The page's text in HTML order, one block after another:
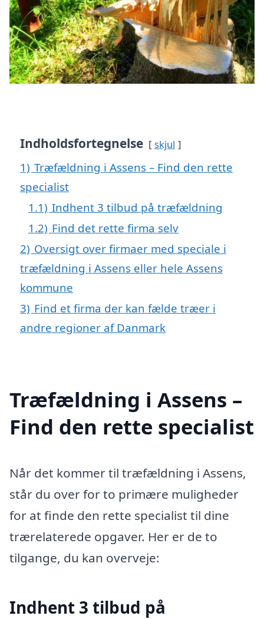
Indholdsfortegnelse skjul
1) Træfældning i Assens – Find den rette
specialist
1.1) Indhent 3 tilbud på træfældning
1.2) Find det rette firma selv
2) Oversigt over firmaer med speciale i
træfældning i Assens eller hele Assens
kommune
3) Find et firma der kan fælde træer i
andre regioner af Danmark
Træfældning i Assens –
Find den rette specialist
Når det kommer til træfældning i Assens,
står du over for to primære muligheder
for at finde den rette specialist til dine
trærelaterede opgaver. Her er de to
tilgange, du kan overveje:
Indhent 3 tilbud på